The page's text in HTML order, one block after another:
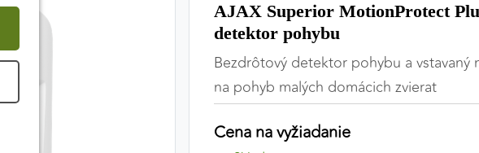
AJAX Superior MotionProtect
detektor pohybu
Bezdrôtový detektor pohybu a vstavaný
na pohyb malých domácich zvierat
Cena na vyžiadanie